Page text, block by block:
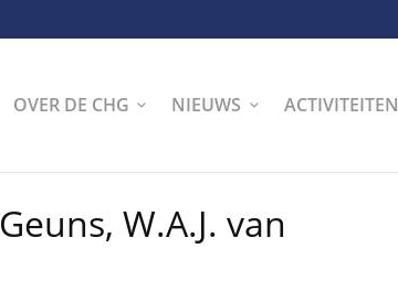
OVER DE CHG NIEUWS ACTIVITEITEN
Geuns, W.A.J. van